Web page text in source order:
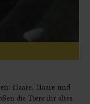
Haare, Haare und
die Tiere ihr altes